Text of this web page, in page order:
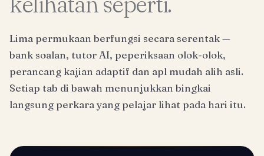
Lima permukaan berfungsi secara serentak —
bank soalan, tutor AI, peperiksaan olok-olok,
perancang kajian adaptif dan apl mudah alih asli.
Setiap tab di bawah menunjukkan bingkai
langsung perkara yang pelajar lihat pada hari itu.